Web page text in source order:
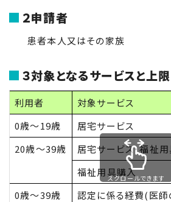
２申請者
患者本人又はその家族
３対象となるサービスと上
利用者 対象サービス
0歳～19歳 居宅サービス
20歳～39歳 居宅サービス・福祉
福祉用具購入
0歳～39歳 認定に係る経費(医師
スクロールできます